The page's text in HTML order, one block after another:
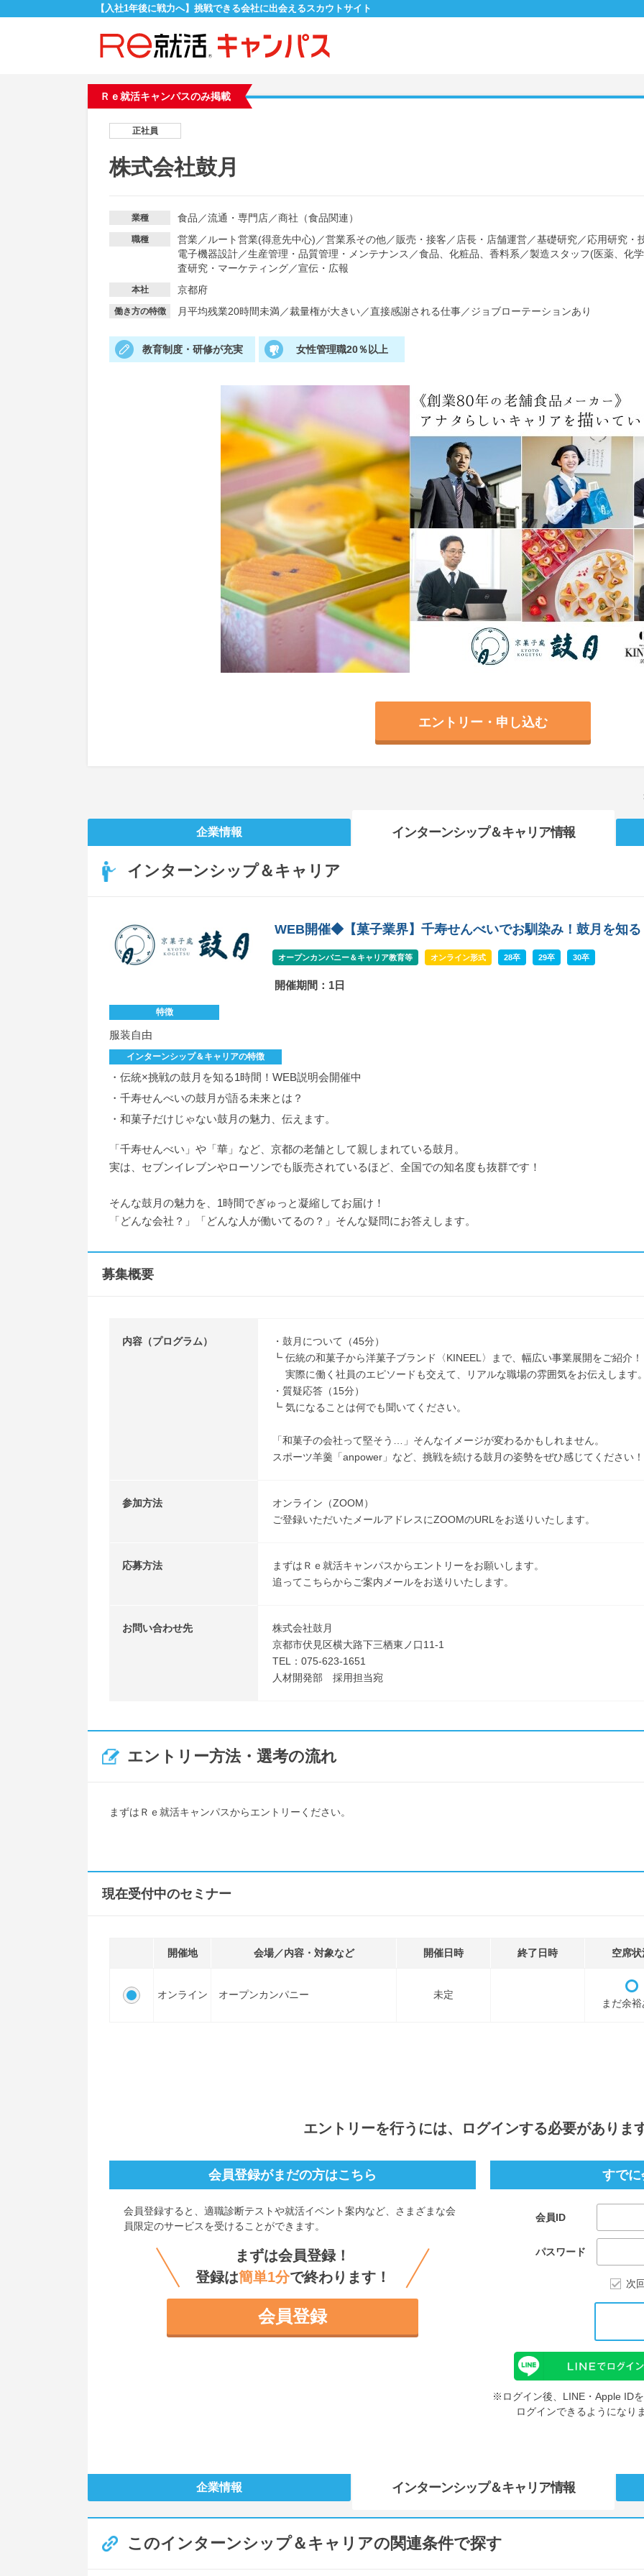
【入社1年後に戦力へ】挑戦できる会社に出会えるスカウトサイト
Ｒｅ就活キャンパスのみ掲載
正社員
株式会社鼓月
業種 食品 ／流通・専門店／商社（食品関連）
職種 営業／ ルート営業(得意先中心) ／営業系その他／販売・接客 ／ 店長・店舗運営／基礎研究／応用研究・
電子機器設計／生産管理・品質管理・メンテナンス ／食品、化粧品、香料系 ／製造スタッフ(医薬、化
査研究・マーケティング／宣伝・広報
本社 京都府
働き方の特徴 月平均残業20時間未満／裁量権が大きい／直接感謝される仕事／ジョブローテーションあり
教育制度・研修が充実 女性管理職20％以上
エントリー・申し込む
企業情報 インターンシップ＆キャリア情報
インターンシップ＆キャリア
WEB開催◆【菓子業界】千寿せんべいでお馴染み！鼓月を知る
オープンカンパニー＆キャリア教育等 オンライン形式 28卒 29卒 30卒
開催期間：1日
特徴
服装自由
インターンシップ＆キャリアの特徴
・伝統×挑戦の鼓月を知る1時間！WEB説明会開催中
・千寿せんべいの鼓月が語る未来とは？
・和菓子だけじゃない鼓月の魅力、伝えます。
「千寿せんべい」や「華」など、京都の老舗として親しまれている鼓月。
実は、セブンイレブンやローソンでも販売されているほど、全国での知名度も抜群です！
そんな鼓月の魅力を、1時間でぎゅっと凝縮してお届け！
「どんな会社？」「どんな人が働いてるの？」そんな疑問にお答えします。
募集概要
内容（プログラム）
・鼓月について（45分）
┗ 伝統の和菓子から洋菓子ブランド〈KINEEL〉まで、幅広い事業展開をご紹介！
実際に働く社員のエピソードも交えて、リアルな職場の雰囲気をお伝えします
・質疑応答（15分）
┗ 気になることは何でも聞いてください。
「和菓子の会社って堅そう…」そんなイメージが変わるかもしれません。
スポーツ羊羹「anpower」など、挑戦を続ける鼓月の姿勢をぜひ感じてください！
参加方法
オンライン（ZOOM）
ご登録いただいたメールアドレスにZOOMのURLをお送りいたします。
応募方法
まずはＲｅ就活キャンパスからエントリーをお願いします。
追ってこちらからご案内メールをお送りいたします。
お問い合わせ先
株式会社鼓月
京都市伏見区横大路下三栖東ノ口11-1
TEL：075-623-1651
人材開発部 採用担当宛
エントリー方法・選考の流れ
まずはＲｅ就活キャンパスからエントリーください。
現在受付中のセミナー
開催地 会場／内容・対象など 開催日時 終了日時 空席状
オンライン オープンカンパニー 未定
まだ余
エントリーを行うには、ログインする必要がありま
すで
会員ID
パスワード
次
※ログイン後、LINE・Apple ID
ログインできるようになり
会員登録がまだの方はこちら
会員登録すると、 適職診断テストや就活イベント案内など、さまざまな会
員限定のサービスを受けることができます。
まずは会員登録！
登録は簡単1分で終わります！
会員登録
企業情報 インターンシップ＆キャリア情報
このインターンシップ＆キャリアの関連条件で探す